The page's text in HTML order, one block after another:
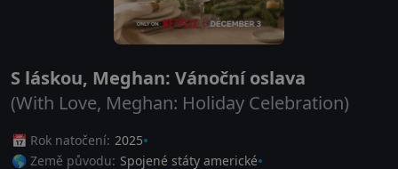
S láskou, Meghan: Vánoční oslava
(With Love, Meghan: Holiday Celebration)
📅 Rok natočení: 2025
🌎 Země původu: Spojené státy americké